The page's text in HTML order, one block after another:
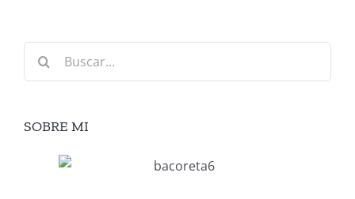
Buscar:
SOBRE MI